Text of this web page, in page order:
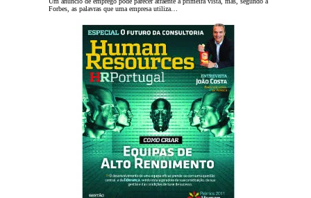
Forbes, as palavras que uma empresa utiliza…